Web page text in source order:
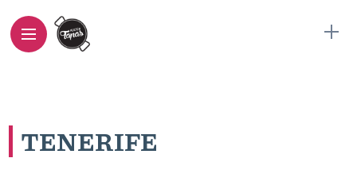
TENERIFE